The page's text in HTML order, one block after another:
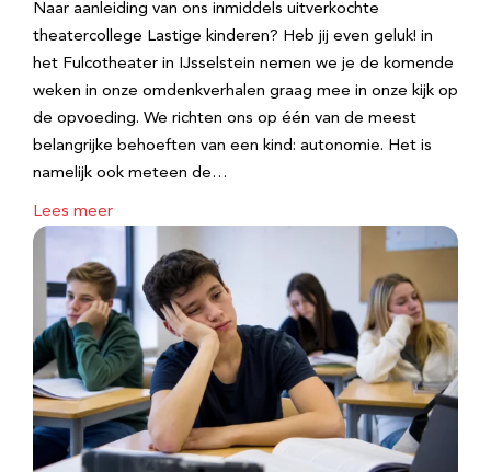
Naar aanleiding van ons inmiddels uitverkochte
theatercollege Lastige kinderen? Heb jij even geluk! in
het Fulcotheater in IJsselstein nemen we je de komende
weken in onze omdenkverhalen graag mee in onze kijk op
de opvoeding. We richten ons op één van de meest
belangrijke behoeften van een kind: autonomie. Het is
namelijk ook meteen de…
Lees meer